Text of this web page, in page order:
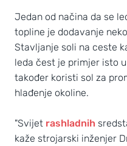
Jedan od načina da se
topline je dodavanje
Stavljanje soli na ceste
leda čest je primjer isto
također koristi sol za
hlađenje okoline.
"Svijet rashladnih
kaže strojarski inženjer